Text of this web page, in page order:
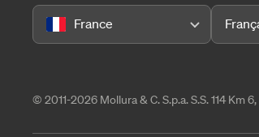
France
© 2011-2026 Mollura & C. S.p.a. S.S. 114